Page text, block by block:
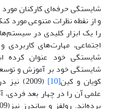
شایستگی حرفه‌ای کارکنان
و از نقطه نظرات متنوعی مورد
را یک ابزار کلیدی در
اجتماعی، مهارت‌های
شایستگی خود عنوان کرده
کویان و کین[10]
(2009)
علمی آن را در چهار بعد